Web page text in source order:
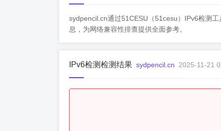
sydpencil.cn通过51CESU（51cesu）IPv6检测
息，为网络兼容性排查提供全面参考。
IPv6检测检测结果 sydpencil.cn 2025-11-21